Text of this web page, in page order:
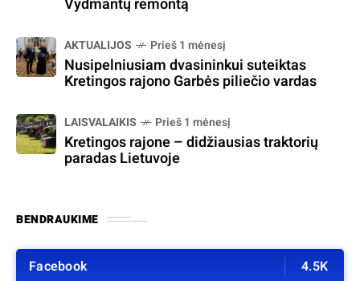
AKTUALIJOS Prieš 1 mėnesį
Nusipelniusiam dvasininkui suteiktas
Kretingos rajono Garbės piliečio vardas
LAISVALAIKIS Prieš 1 mėnesį
Kretingos rajone – didžiausias traktorių
paradas Lietuvoje
BENDRAUKIME
Facebook 4.5K